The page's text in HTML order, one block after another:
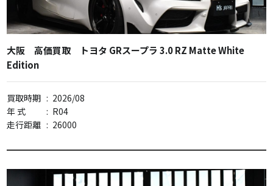
大阪 高価買取 トヨタ GRスープラ 3.0 RZ Matte White
Edition
買取時期 : 2026/08
年 式
: R04
走行距離 : 26000